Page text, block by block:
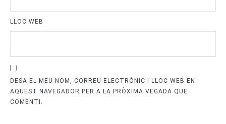
LLOC WEB
DESA EL MEU NOM, CORREU ELECTRÒNIC I LLOC WEB EN
AQUEST NAVEGADOR PER A LA PRÒXIMA VEGADA QUE
COMENTI.